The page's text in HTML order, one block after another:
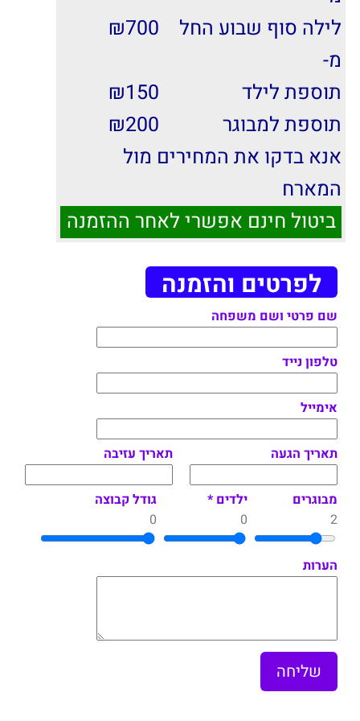
לילה סוף שבוע החל
מ-
700
₪
תוספת לילד 150
₪
תוספת למבוגר
200
₪
אנא בדקו את המחירים מול
המארח
ביטול חינם אפשרי לאחר ההזמנה
לפרטים והזמנה
שם פרטי ושם משפחה
טלפון נייד
אימייל
תאריך הגעה תאריך עזיבה
מבוגרים
2
ילדים *
0
גודל קבוצה
0
הערות